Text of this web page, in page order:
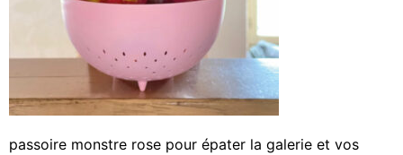
passoire monstre rose pour épater la galerie et vos